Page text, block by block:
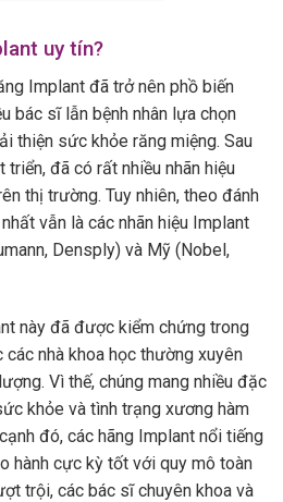
uy tín?
Implant đã trở nên phồ biến
bác sĩ lẫn bệnh nhân lựa chọn
thiện sức khỏe răng miệng. Sau
triển, đã có rất nhiều nhãn hiệu
thị trường. Tuy nhiên, theo đánh
vẫn là các nhãn hiệu Implant
Densply) và Mỹ (Nobel,
này đã được kiểm chứng trong
nhà khoa học thường xuyên
Vì thế, chúng mang nhiều đặc
khỏe và tình trạng xương hàm
đó, các hãng Implant nổi tiếng
hành cực kỳ tốt với quy mô toàn
trội, các bác sĩ chuyên khoa và